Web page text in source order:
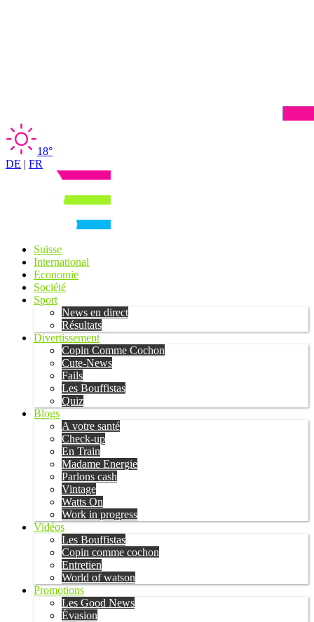
18°
DE | FR
Suisse
International
Economie
Société
Sport
News en direct
Résultats
Divertissement
Copin Comme Cochon
Cute-News
Fails
Les Bouffistas
Quiz
Blogs
A votre santé
Check-up
En Train
Madame Energie
Parlons cash
Vintage
Watts On
Work in progress
Vidéos
Les Bouffistas
Copin comme cochon
Entretien
World of watson
Promotions
Les Good News
Évasion